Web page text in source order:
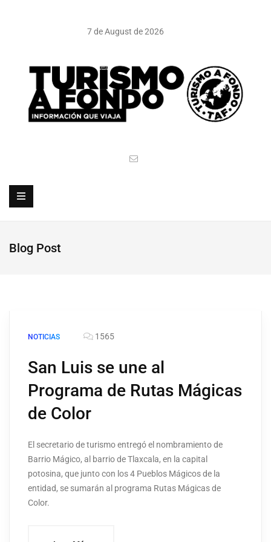
7 de August de 2026
Blog Post
NOTICIAS 1565
San Luis se une al
Programa de Rutas Mágicas
de Color
El secretario de turismo entregó el nombramiento de
Barrio Mágico, al barrio de Tlaxcala, en la capital
potosina, que junto con los 4 Pueblos Mágicos de la
entidad, se sumarán al programa Rutas Mágicas de
Color.